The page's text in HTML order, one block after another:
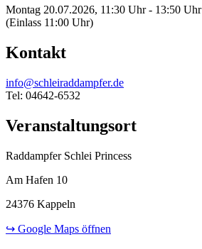
Montag 20.07.2026, 11:30 Uhr - 13:50 Uhr
(Einlass 11:00 Uhr)
Kontakt
info@schleiraddampfer.de
Tel: 04642-6532
Veranstaltungsort
Raddampfer Schlei Princess
Am Hafen 10
24376 Kappeln
↪ Google Maps öffnen